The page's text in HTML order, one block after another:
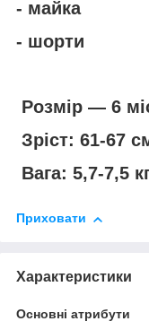
- майка
- шорти
Розмір — 6
Зріст: 61-67
Вага: 5,7-7,5
Приховати
Характеристики
Основні атрибути